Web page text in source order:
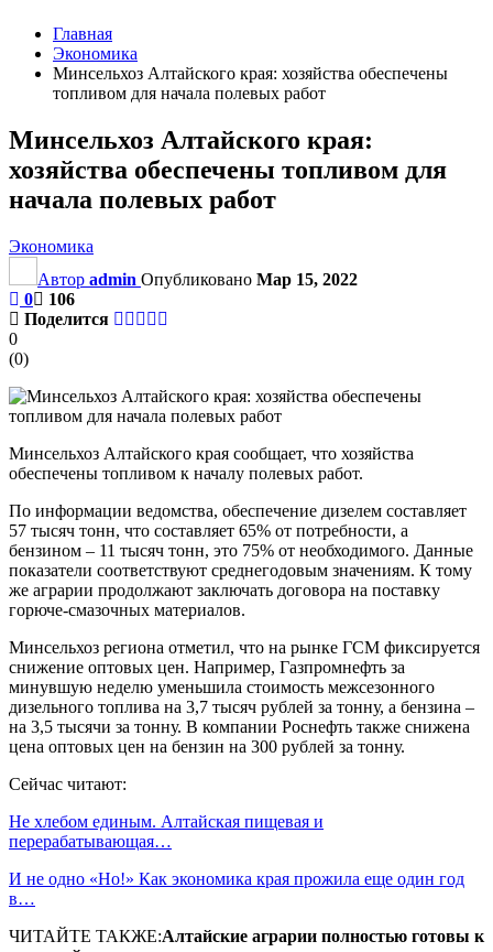
Главная
Экономика
Минсельхоз Алтайского края: хозяйства обеспечены
топливом для начала полевых работ
Минсельхоз Алтайского края:
хозяйства обеспечены топливом для
начала полевых работ
Экономика
Автор admin Опубликовано Мар 15, 2022
0
106
Поделится
0
(0)
Минсельхоз Алтайского края сообщает, что хозяйства
обеспечены топливом к началу полевых работ.
По информации ведомства, обеспечение дизелем составляет
57 тысяч тонн, что составляет 65% от потребности, а
бензином – 11 тысяч тонн, это 75% от необходимого. Данные
показатели соответствуют среднегодовым значениям. К тому
же аграрии продолжают заключать договора на поставку
горюче-смазочных материалов.
Минсельхоз региона отметил, что на рынке ГСМ фиксируется
снижение оптовых цен. Например, Газпромнефть за
минувшую неделю уменьшила стоимость межсезонного
дизельного топлива на 3,7 тысяч рублей за тонну, а бензина –
на 3,5 тысячи за тонну. В компании Роснефть также снижена
цена оптовых цен на бензин на 300 рублей за тонну.
Сейчас читают:
Не хлебом единым. Алтайская пищевая и
перерабатывающая…
И не одно «Но!» Как экономика края прожила еще один год
в…
ЧИТАЙТЕ ТАКЖЕ:Алтайские аграрии полностью готовы к